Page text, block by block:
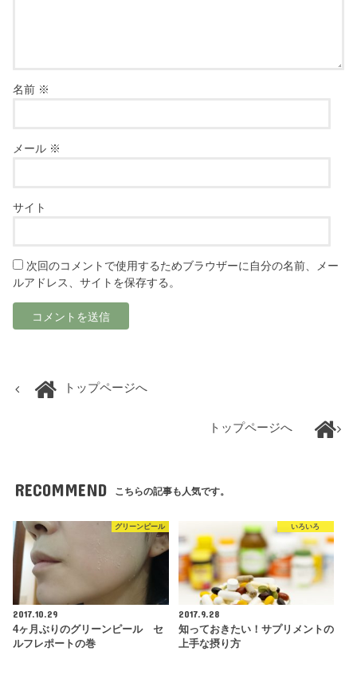
名前 ※
メール ※
サイト
次回のコメントで使用するためブラウザーに自分の名前、メー
ルアドレス、サイトを保存する。
トップページへ
トップページへ
RECOMMEND こちらの記事も人気です。
グリーンピール
2017.10.29
4ヶ月ぶりのグリーンピール セ
ルフレポートの巻
いろいろ
2017.9.28
知っておきたい！サプリメントの
上手な摂り方